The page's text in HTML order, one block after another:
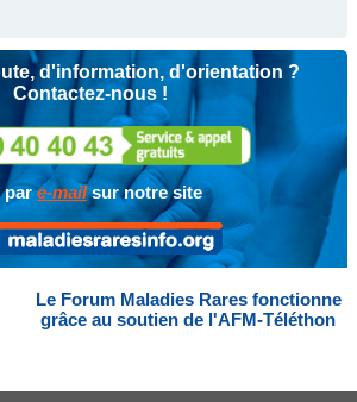
d'information, d'orientation ?
Contactez-nous !
pare-mailsur notre site
Le Forum Maladies Rares fonctionne
grâce au soutien de l'AFM-Téléthon